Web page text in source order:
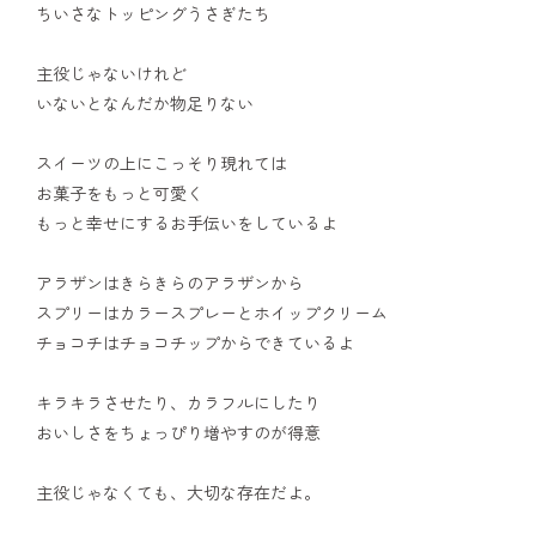
ちいさなトッピングうさぎたち
主役じゃないけれど
いないとなんだか物足りない
スイーツの上にこっそり現れては
お菓子をもっと可愛く
もっと幸せにするお手伝いをしているよ
アラザンはきらきらのアラザンから
スプリーはカラースプレーとホイップクリーム
チョコチはチョコチップからできているよ
キラキラさせたり、カラフルにしたり
おいしさをちょっぴり増やすのが得意
主役じゃなくても、大切な存在だよ。